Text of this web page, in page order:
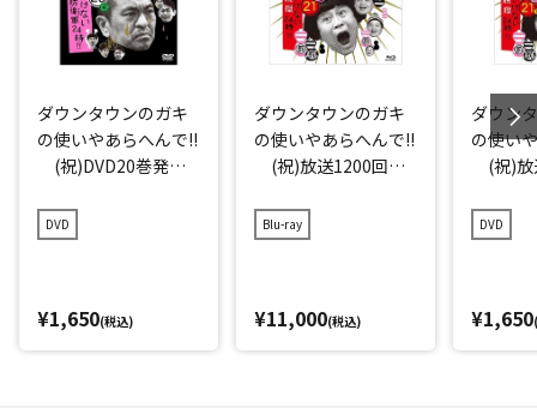
ダウンタウンのガキ
の使いやあらへんで!!
(祝)DVD20巻発売
(罰) 絶対に笑っ
てはいけない地球防
DVD
¥1,650(税込)
ダウンタウンのガキ
の使いやあらへんで!!
(祝)放送1200回突
限定永久保存版(21)
(罰) 絶対に笑っ
Blu-ray
¥11,000(税込)
ダウン
の使い
(祝)放
存版
に笑っ
DVD
¥1,650